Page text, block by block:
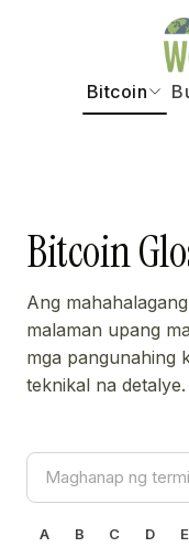
Bitcoin
Bitcoin
Ang
malaman upang
mga pangunahing
teknikal na detalye.
A B C D E